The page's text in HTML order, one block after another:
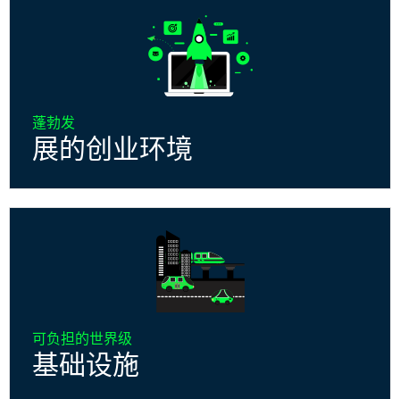
蓬勃发
展的创业环境
可负担的世界级
基础设施